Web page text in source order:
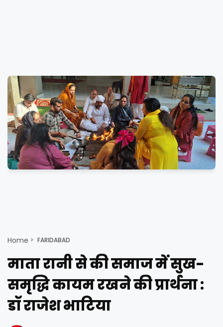
Home FARIDABAD
माता रानी से की समाज में सुख-
समृद्धि कायम रखने की प्रार्थना :
डॉ राजेश भाटिया